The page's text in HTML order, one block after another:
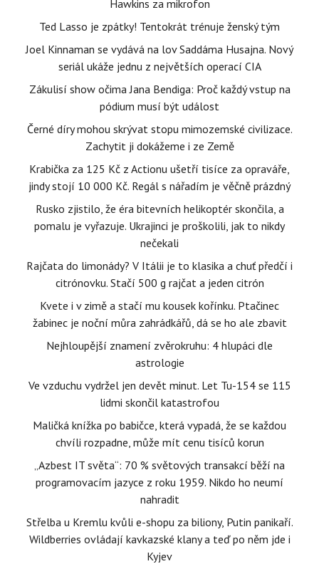
Hawkins za mikrofon
Ted Lasso je zpátky! Tentokrát trénuje ženský tým
Joel Kinnaman se vydává na lov Saddáma Husajna. Nový
seriál ukáže jednu z největších operací CIA
Zákulisí show očima Jana Bendiga: Proč každý vstup na
pódium musí být událost
Černé díry mohou skrývat stopu mimozemské civilizace.
Zachytit ji dokážeme i ze Země
Krabička za 125 Kč z Actionu ušetří tisíce za opraváře,
jindy stojí 10 000 Kč. Regál s nářadím je věčně prázdný
Rusko zjistilo, že éra bitevních helikoptér skončila, a
pomalu je vyřazuje. Ukrajinci je proškolili, jak to nikdy
nečekali
Rajčata do limonády? V Itálii je to klasika a chuť předčí i
citrónovku. Stačí 500 g rajčat a jeden citrón
Kvete i v zimě a stačí mu kousek kořínku. Ptačinec
žabinec je noční můra zahrádkářů, dá se ho ale zbavit
Nejhloupější znamení zvěrokruhu: 4 hlupáci dle
astrologie
Ve vzduchu vydržel jen devět minut. Let Tu-154 se 115
lidmi skončil katastrofou
Maličká knížka po babičce, která vypadá, že se každou
chvíli rozpadne, může mít cenu tisíců korun
„Azbest IT světa“: 70 % světových transakcí běží na
programovacím jazyce z roku 1959. Nikdo ho neumí
nahradit
Střelba u Kremlu kvůli e-shopu za biliony, Putin panikaří.
Wildberries ovládají kavkazské klany a teď po něm jde i
Kyjev